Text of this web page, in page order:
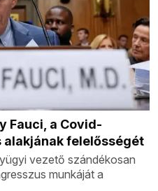
Fauci, a Covid-
felelősségét
vezető szándékosan
munkáját a